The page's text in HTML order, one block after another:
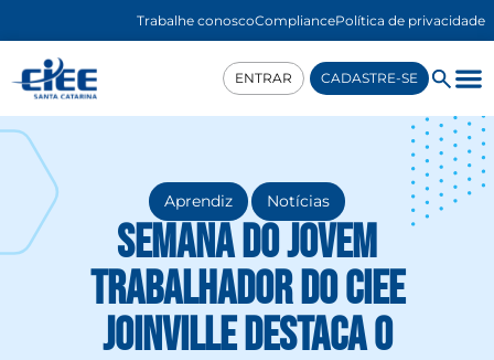
Trabalhe conoscoCompliancePolítica de privacidade
ENTRAR CADASTRE-SE
Aprendiz , Notícias
Semana do Jovem
Trabalhador do CIEE
Joinville destaca o